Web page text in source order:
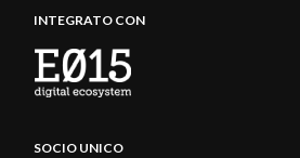
INTEGRATO CON
SOCIO UNICO